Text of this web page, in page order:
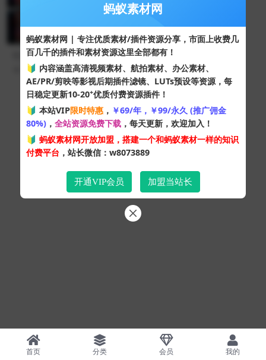
红色简洁人名字幕条AE模板/P
R模板
357 10
Copyright © 2024蚂蚁素材网- 版权所有 All rights reserved.
粤ICP备19095528号
XML网站地图HTML网站地图 百度地图
SQL：43
Pages：0.32291s
首页 分类 会员 我的
蚂蚁素材网
蚂蚁素材网 | 专注优质素材/插件资源分享，市面上收费几
百几千的插件和素材资源这里全部都有！
🔰 内容涵盖高清视频素材、航拍素材、办公素材、
AE/PR/剪映等影视后期插件滤镜、LUTs预设等资源，每
日稳定更新10-20+优质付费资源插件！
🔰 本站VIP限时特惠 ， ￥69/年，￥99/永久 (推广佣金
80%) ， 全站资源免费下载 ，每天更新，欢迎加入！
🔰 蚂蚁素材网开放加盟，搭建一个和蚂蚁素材一样的知识
付费平台 ，站长微信：w8073889
开通VIP会员 加盟当站长